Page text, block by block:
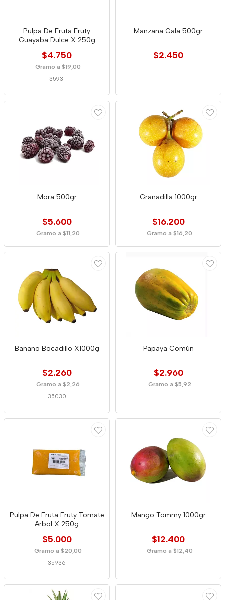
Pulpa De Fruta Fruty
Guayaba Dulce X 250g
$4.750
Gramo a $19,00
35931
Manzana Gala 500gr
$2.450
Mora 500gr
$5.600
Gramo a $11,20
Granadilla 1000gr
$16.200
Gramo a $16,20
Banano Bocadillo X1000g
$2.260
Gramo a $2,26
35030
Papaya Común
$2.960
Gramo a $5,92
Pulpa De Fruta Fruty Tomate
Arbol X 250g
$5.000
Gramo a $20,00
35936
Mango Tommy 1000gr
$12.400
Gramo a $12,40